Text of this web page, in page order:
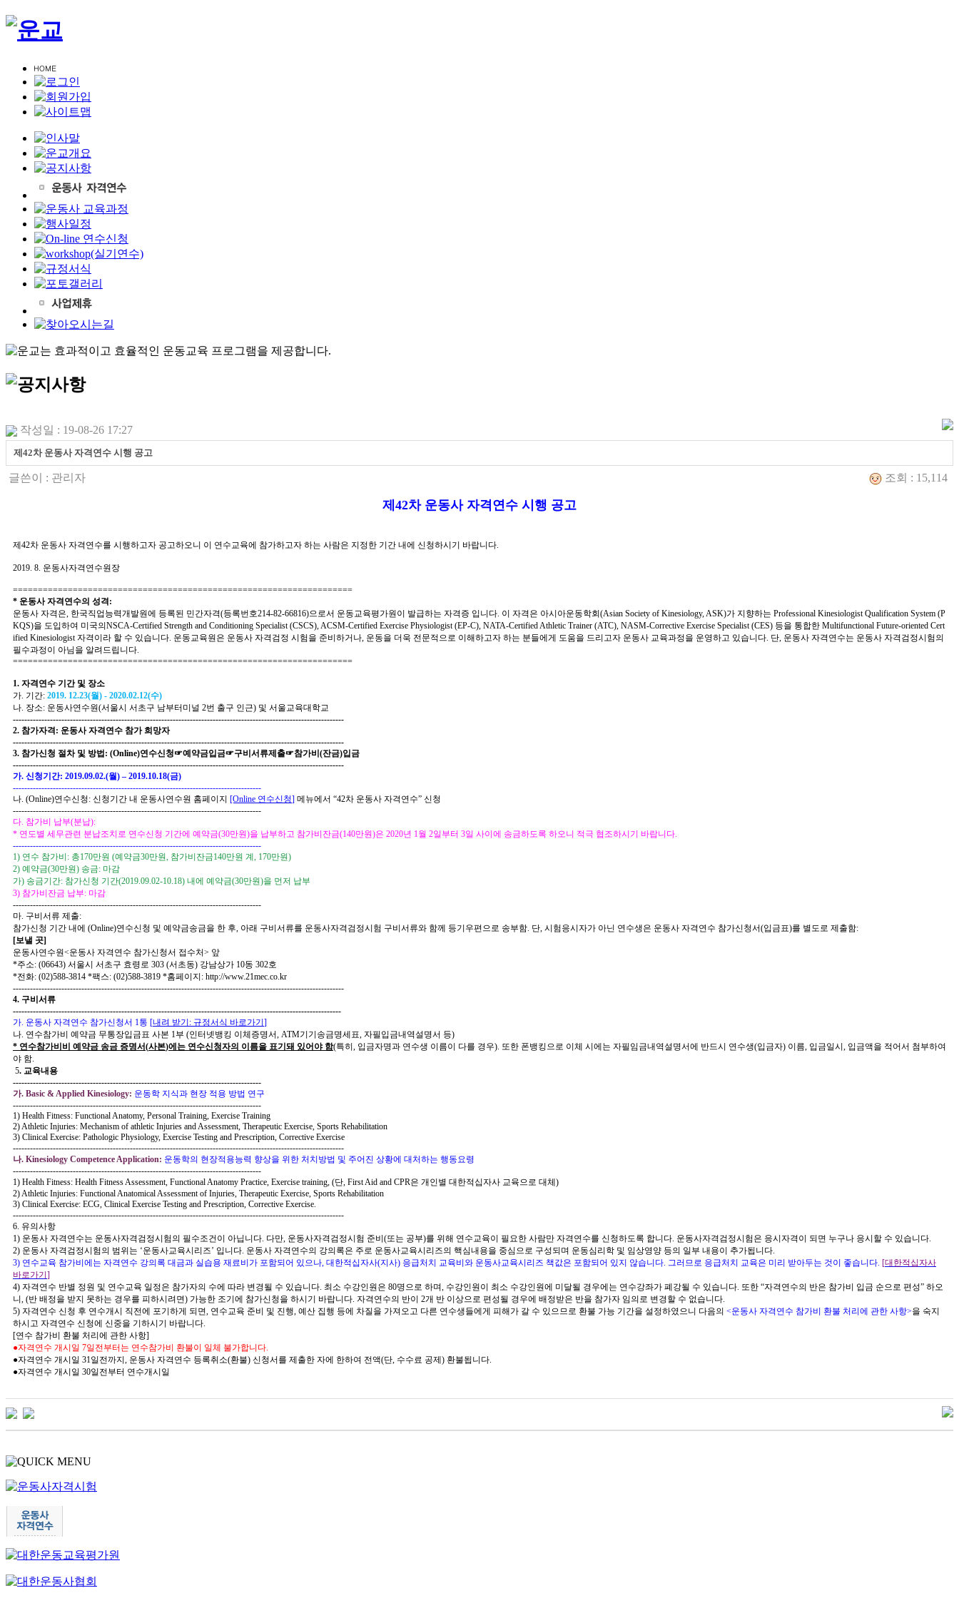
작성일 : 19-08-26 17:27
제42차 운동사 자격연수 시행 공고
글쓴이 : 관리자 조회 : 15,114
제 42차 운동사 자격연수 시행 공고
제42차 운동사 자격연수를 시행하고자 공고하오니 이 연수교육에 참가하고자 하는 사람은 지정한 기간 내에 신청하시기 바랍니다
2019. 8. 운동사자격연수원장
====================================================================
* 운동사 자격연수의 성격:
운동사 자격은 한국직업능력개발원에 등록된 민간자격(등록번호214-82-66816)으로서 운동교육평가원이 발급하는 자격증 입니다 이 자격은 아시아운동학회(Asian Society of Kinesiology, ASK)가 지향하는 Professional Kinesiologist Qualification System (P
KQS)을 도입하여 미국의NSCA-Certified Strength and Conditioning Specialist (CSCS), ACSM-Certified Exercise Physiologist (EP-C), NATA-Certified Athletic Trainer (ATC), NASM-Corrective Exercise Specialist (CES) 등을 통합한 Multifunctional Future-oriented Cert
ified Kinesiologist 자격이라 할 수 있습니다 운동교육원은 운동사 자격검정 시험을 준비하거나 운동을 더욱 전문적으로 이해하고자 하는 분들에게 도움을 드리고자 운동사 교육과정을 운영하고 있습니다 단 운동사 자격연수는 운동사 자격검정시험의
필수과정이 아님을 알려드립니다
====================================================================
1. 자격연수 기간 및 장소
가 기간: 2019. 12.23(월) - 2020.02.12(수)
나 장소: 운동사연수원(서울시 서초구 남부터미널 2번 출구 인근) 및 서울교육대학교
--------------------------------------------------------------------------------------------------------------------
2. 참가자격: 운동사 자격연수 참가 희망자
--------------------------------------------------------------------------------------------------------------------
3. 참가신청 절차 및 방법: (Online)연수신청☞예약금입금☞구비서류제출☞참가비(잔금)입금
--------------------------------------------------------------------------------------------------------------------
가. 신청기간: 2019.09.02.(월) – 2019.10.18(금)
---------------------------------------------------------------------------------------
나 . (Online)연수신청: 신청기간 내 운동사연수원 홈페이지 [Online 연수신청] 메뉴에서 “42차 운동사 자격연수” 신청
---------------------------------------------------------------------------------------
다 참가비 납부(분납):
* 연도별 세무관련 분납조치로 연수신청 기간에 예약금(30만원)을 납부하고 참가비잔금(140만원)은 2020년 1 월 2일부터 3일 사이에 송금하도록 하오니 적극 협조하시기 바랍니다
---------------------------------------------------------------------------------------
1) 연수 참가비: 총170만원 (예약금30만원 참가비잔금140만원 계 , 170만원)
2) 예약금(30만원) 송금: 마감
가) 송금기간: 참가신청 기간(2019.09.02-10.18) 내에 예약금(30만원)을 먼저 납부
3) 참가비잔금 납부: 마감
---------------------------------------------------------------------------------------
마 구비서류 제출:
참가신청 기간 내에 (Online)연수신청 및 예약금송금을 한 후 아래 구비서류를 운동사자격검정시험 구비서류와 함께 등기우편으로 송부함 단 시험응시자가 아닌 연수생은 운동사 자격연수 참가신청서(입금표)를 별도로 제출함:
[보낼 곳]
운동사연수원<운동사 자격연수 참가신청서 접수처> 앞
*주소: (06643) 서울시 서초구 효령로 303 (서초동) 강남상가 10동 302호
*전화: (02)588-3814 *팩스: (02)588-3819 *홈페이지: http://www.21mec.co.kr
--------------------------------------------------------------------------------------------------------------------
4. 구비서류
-------------------------------------------------------------------------------------------------------------------
가 운동사 자격연수 참가신청서 1 통 [내려 받기: 규정서식 바로가기]
나 연수참가비 예약금 무통장입금표 사본 1 부 (인터넷뱅킹 이체증명서 , ATM기기송금명세표 자필입금내역설명서 등)
* 연수참가비비 예약금 송금 증명서(사본)에는 연수신청자의 이름을 표기돼 있어야 함(특히 입금자명과 연수생 이름이 다를 경우). 또한 폰뱅킹으로 이체 시에는 자필임금내역설명서에 반드시 연수생(입금자) 이름 입금일시 입금액을 적어서 첨부하여
야 함
5. 교육내용
---------------------------------------------------------------------------------------
가. Basic & Applied Kinesiology: 운동학 지식과 현장 적용 방법 연구
---------------------------------------------------------------------------------------
1) Health Fitness: Functional Anatomy, Personal Training, Exercise Training
2) Athletic Injuries: Mechanism of athletic Injuries and Assessment, Therapeutic Exercise, Sports Rehabilitation
3) Clinical Exercise: Pathologic Physiology, Exercise Testing and Prescription, Corrective Exercise
--------------------------------------------------------------------------------------------------------------------
나. Kinesiology Competence Application: 운동학의 현장적용능력 향상을 위한 처치방법 및 주어진 상황에 대처하는 행동요령
---------------------------------------------------------------------------------------
1) Health Fitness: Health Fitness Assessment, Functional Anatomy Practice, Exercise training, (단 , First Aid and CPR은 개인별 대한적십자사 교육으로 대체)
2) Athletic Injuries: Functional Anatomical Assessment of Injuries, Therapeutic Exercise, Sports Rehabilitation
3) Clinical Exercise: ECG, Clinical Exercise Testing and Prescription, Corrective Exercise.
--------------------------------------------------------------------------------------------------------------------
6. 유의사항
1) 운동사 자격연수는 운동사자격검정시험의 필수조건이 아닙니다 다만 운동사자격검정시험 준비(또는 공부)를 위해 연수교육이 필요한 사람만 자격연수를 신청하도록 합니다 운동사자격검정시험은 응시자격이 되면 누구나 응시할 수 있습니다
2) 운동사 자격검정시험의 범위는 ‘운동사교육시리즈’ 입니다 운동사 자격연수의 강의록은 주로 운동사교육시리즈의 핵심내용을 중심으로 구성되며 운동심리학 및 임상영양 등의 일부 내용이 추가됩니다
3) 연수교육 참가비에는 자격연수 강의록 대금과 실습용 재료비가 포함되어 있으나 대한적십자사(지사) 응급처치 교육비와 운동사교육시리즈 책값은 포함되어 있지 않습니다 그러므로 응급처치 교육은 미리 받아두는 것이 좋습니다 [대한적십자사
바로가기]
4) 자격연수 반별 정원 및 연수교육 일정은 참가자의 수에 따라 변경될 수 있습니다 최소 수강인원은 80명으로 하며 수강인원이 최소 수강인원에 미달될 경우에는 연수강좌가 폐강될 수 있습니다 또한 “자격연수의 반은 참가비 입금 순으로 편성” 하오
니 , (반 배정을 받지 못하는 경우를 피하시려면) 가능한 조기에 참가신청을 하시기 바랍니다 자격연수의 반이 2개 반 이상으로 편성될 경우에 배정받은 반을 참가자 임의로 변경할 수 없습니다
5) 자격연수 신청 후 연수개시 직전에 포기하게 되면 연수교육 준비 및 진행 예산 집행 등에 차질을 가져오고 다른 연수생들에게 피해가 갈 수 있으므로 환불 가능 기간을 설정하였으니 다음의 <운동사 자격연수 참가비 환불 처리에 관한 사항>을 숙지
하시고 자격연수 신청에 신중을 기하시기 바랍니다
[연수 참가비 환불 처리에 관한 사항]
●자격연수 개시일 7일전부터는 연수참가비 환불이 일체 불가합니다
●자격연수 개시일 31 일전까지 운동사 자격연수 등록취소(환불) 신청서를 제출한 자에 한하여 전액(단 수수료 공제) 환불됩니다
●자격연수 개시일 30일전부터 연수개시일